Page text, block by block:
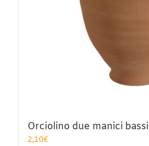
Orciolino due manici bassi
2,10€